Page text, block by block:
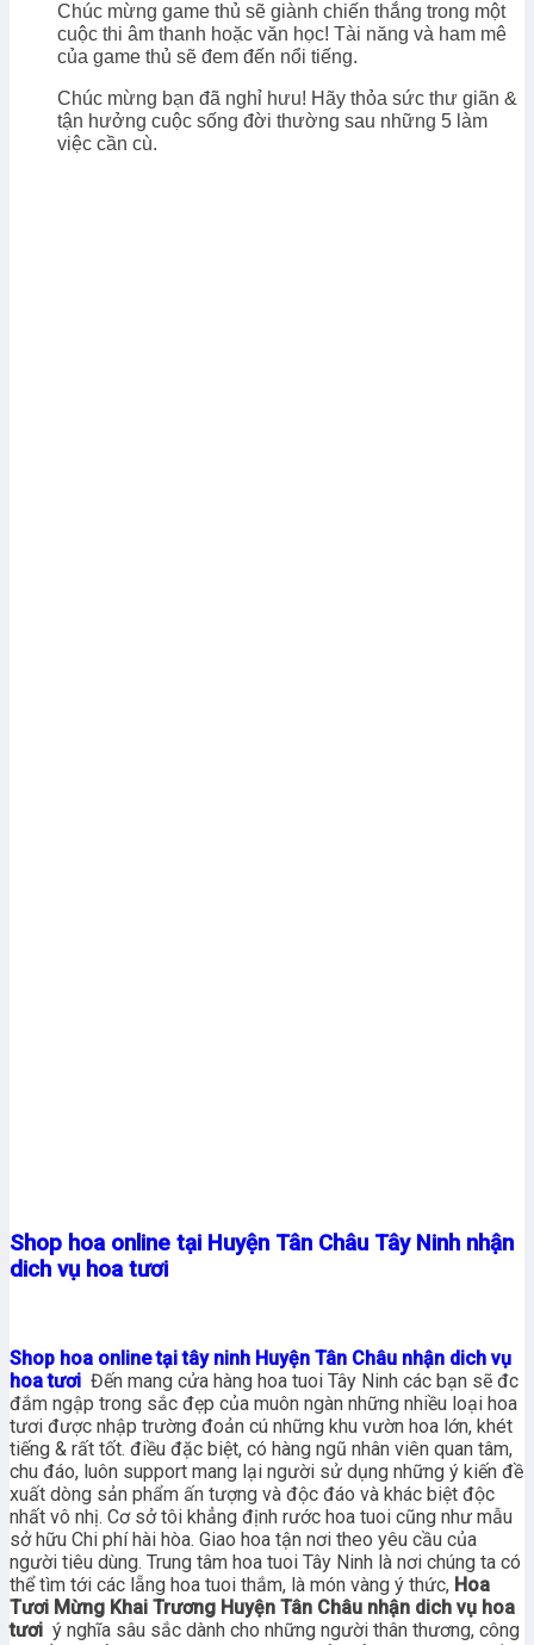
Chúc mừng game thủ sẽ giành chiến thắng trong một
cuộc thi âm thanh hoặc văn học! Tài năng và ham mê
của game thủ sẽ đem đến nổi tiếng.
Chúc mừng bạn đã nghỉ hưu! Hãy thỏa sức thư giãn &
tận hưởng cuộc sống đời thường sau những 5 làm
việc cần cù.
Shop hoa online tại Huyện Tân Châu Tây Ninh nhận
dich vụ hoa tươi
Shop hoa online tại tây ninh Huyện Tân Châu nhận dich vụ
hoa tươi Đến mang cửa hàng hoa tuoi Tây Ninh các bạn sẽ đc
đắm ngập trong sắc đẹp của muôn ngàn những nhiều loại hoa
tươi được nhập trường đoản cú những khu vườn hoa lớn, khét
tiếng & rất tốt. điều đặc biệt, có hàng ngũ nhân viên quan tâm,
chu đáo, luôn support mang lại người sử dụng những ý kiến đề
xuất dòng sản phẩm ấn tượng và độc đáo và khác biệt độc
nhất vô nhị. Cơ sở tôi khẳng định rước hoa tuoi cũng như mẫu
sở hữu Chi phí hài hòa. Giao hoa tận nơi theo yêu cầu của
người tiêu dùng. Trung tâm hoa tuoi Tây Ninh là nơi chúng ta có
thể tìm tới các lẵng hoa tuoi thắm, là món vàng ý thức, Hoa
Tươi Mừng Khai Trương Huyện Tân Châu nhận dich vụ hoa
tươi ý nghĩa sâu sắc dành cho những người thân thương, công